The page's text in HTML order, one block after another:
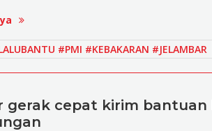
#PMI #KEBAKARAN #JELAMBAR
gerak cepat kirim